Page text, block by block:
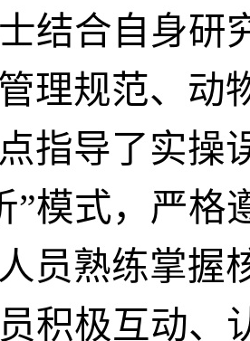
结合自身研
理规范、动
指导了实操
”模式，严格
员熟练掌握
积极互动、